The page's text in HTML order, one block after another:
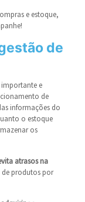
e estoque,
de
e
de
informações do
o estoque
os
atrasos na
de produtos por